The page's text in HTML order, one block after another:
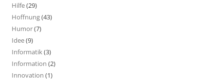
Hilfe(29)
Hoffnung(43)
Humor(7)
Idee(9)
Informatik(3)
Information (2)
Innovation (1)